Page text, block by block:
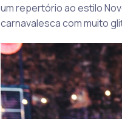
um repertório ao estilo
carnavalesca com muito